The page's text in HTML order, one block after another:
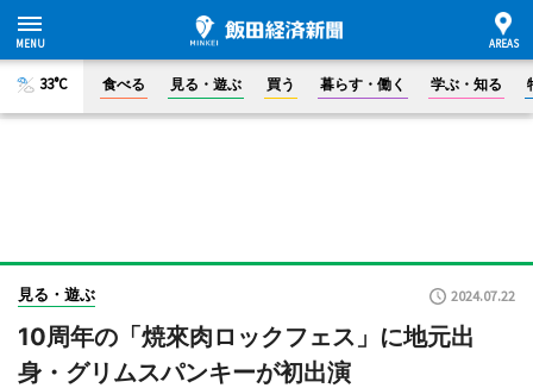
33°C 食べる 見る・遊ぶ 買う 暮らす・働く 学ぶ・知る
見る・遊ぶ 2024.07.22
10周年の「焼來肉ロックフェス」に地元出
身・グリムスパンキーが初出演